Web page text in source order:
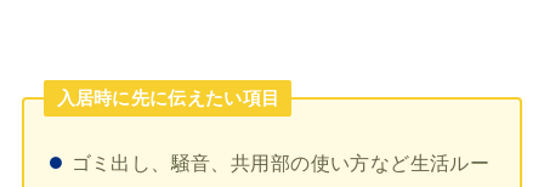
入居時に先に伝えたい項目
ゴミ出し、騒音、共用部の使い方など生活ルー